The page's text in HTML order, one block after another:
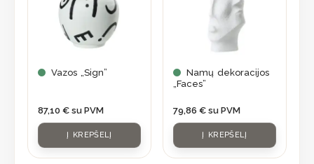
Vazos „Sign”
87,10 € su PVM
Į KREPŠELĮ
Namų dekoracijos
„Faces”
79,86 € su PVM
Į KREPŠELĮ